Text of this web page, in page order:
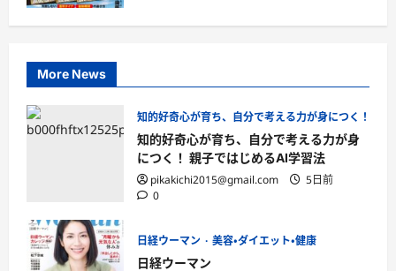
More News
知的好奇心が育ち、自分で考える力が身につく！ 親
知的好奇心が育ち、自分で考える力が身
につく！ 親子ではじめるAI学習法
pikakichi2015@gmail.com
5日前
0
日経ウーマン
美容・ダイエット・健康
日経ウーマン